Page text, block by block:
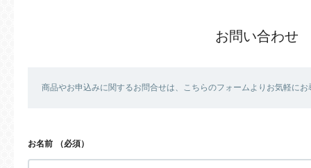
お問い合わせ
商品やお申込みに関するお問合せは、こちらのフォームよりお気軽にお
お名前 （必須）